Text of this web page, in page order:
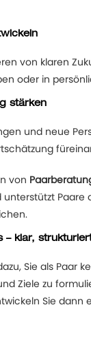
von klaren
oder in
stärken
und neue
von
Paare
– klar,
Sie als Paar
Ziele zu
Sie dann